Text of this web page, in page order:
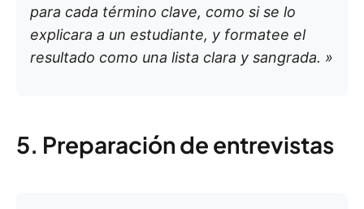
para cada término clave, como si se lo
explicara a un estudiante, y formatee el
resultado como una lista clara y sangrada. »
5. Preparación de entrevistas